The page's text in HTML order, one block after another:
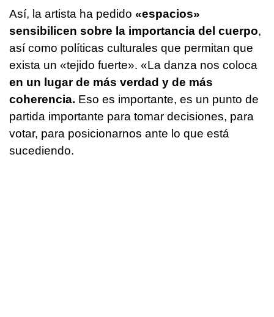
Así, la artista ha pedido «espacios»
sensibilicen sobre la importancia del cuerpo,
así como políticas culturales que permitan que
exista un «tejido fuerte». «La danza nos coloca
en un lugar de más verdad y de más
coherencia. Eso es importante, es un punto de
partida importante para tomar decisiones, para
votar, para posicionarnos ante lo que está
sucediendo.